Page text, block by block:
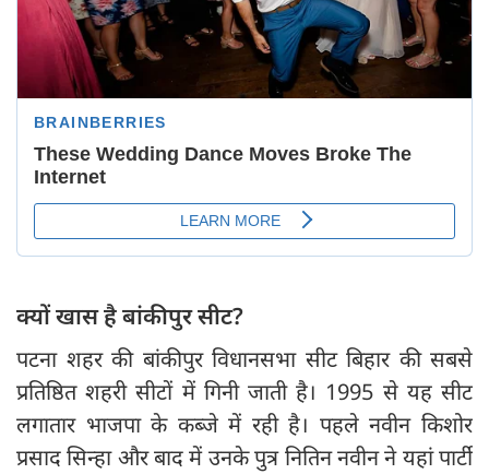
क्यों खास है बांकीपुर सीट?
पटना शहर की बांकीपुर विधानसभा सीट बिहार की सबसे
प्रतिष्ठित शहरी सीटों में गिनी जाती है। 1995 से यह सीट
लगातार भाजपा के कब्जे में रही है। पहले नवीन किशोर
प्रसाद सिन्हा और बाद में उनके पुत्र नितिन नवीन ने यहां पार्टी